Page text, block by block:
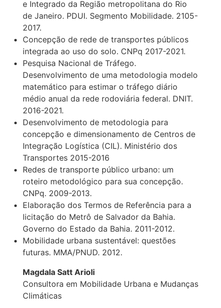
e Integrado da Região metropolitana do Rio
de Janeiro. PDUI. Segmento Mobilidade. 2105-
2017.
Concepção de rede de transportes públicos
integrada ao uso do solo. CNPq 2017-2021.
Pesquisa Nacional de Tráfego.
Desenvolvimento de uma metodologia modelo
matemático para estimar o tráfego diário
médio anual da rede rodoviária federal. DNIT.
2016-2021.
Desenvolvimento de metodologia para
concepção e dimensionamento de Centros de
Integração Logística (CIL). Ministério dos
Transportes 2015-2016
Redes de transporte público urbano: um
roteiro metodológico para sua concepção.
CNPq. 2009-2013.
Elaboração dos Termos de Referência para a
licitação do Metrô de Salvador da Bahia.
Governo do Estado da Bahia. 2011-2012.
Mobilidade urbana sustentável: questões
futuras. MMA/PNUD. 2012.
Magdala Satt Arioli
Consultora em Mobilidade Urbana e Mudanças
Climáticas